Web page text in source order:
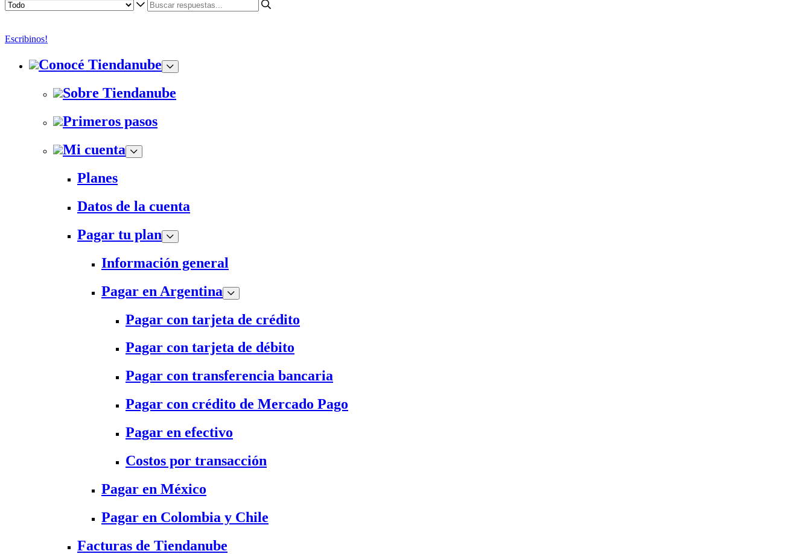
Escribinos!
Conocé Tiendanube
Sobre Tiendanube
Primeros pasos
Mi cuenta
Planes
Datos de la cuenta
Pagar tu plan
Información general
Pagar en Argentina
Pagar con tarjeta de crédito
Pagar con tarjeta de débito
Pagar con transferencia bancaria
Pagar con crédito de Mercado Pago
Pagar en efectivo
Costos por transacción
Pagar en México
Pagar en Colombia y Chile
Facturas de Tiendanube